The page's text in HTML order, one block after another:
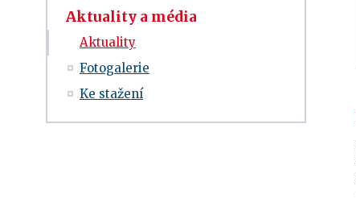
Aktuality a média
Aktuality
Fotogalerie
Ke stažení